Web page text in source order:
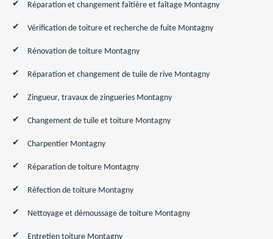
Réparation et changement faîtière et faîtage Montagny
Vérification de toiture et recherche de fuite Montagny
Rénovation de toiture Montagny
Réparation et changement de tuile de rive Montagny
Zingueur, travaux de zingueries Montagny
Changement de tuile et toiture Montagny
Charpentier Montagny
Réparation de toiture Montagny
Réfection de toiture Montagny
Nettoyage et démoussage de toiture Montagny
Entretien toiture Montagny